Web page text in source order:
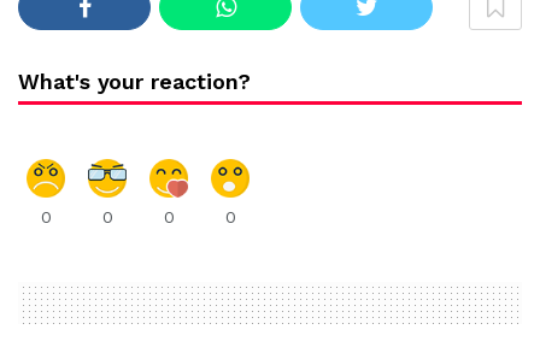
What's your reaction?
0 0 0 0